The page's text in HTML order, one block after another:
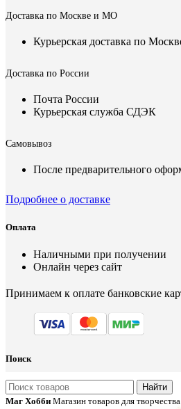
Доставка по Москве и МО
Курьерская доставка по
Доставка по России
Почта России
Курьерская служба СДЭК
Самовывоз
После предварительного
Подробнее о доставке
Оплата
Наличными при получении
Онлайн через сайт
Принимаем к оплате банковские
Поиск
Найти
Маг Хобби Магазин товаров для